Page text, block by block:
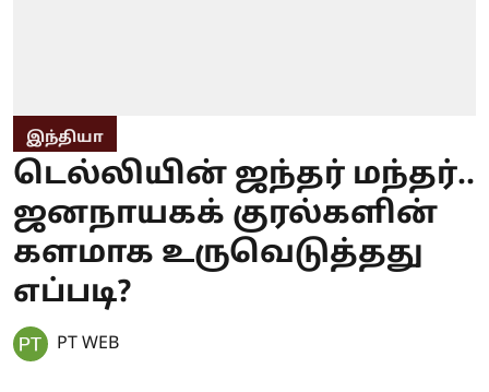
இந்தியா
டெல்லியின் ஜந்தர் மந்தர்..
ஜனநாயகக் குரல்களின்
களமாக உருவெடுத்தது
எப்படி?
PT WEB